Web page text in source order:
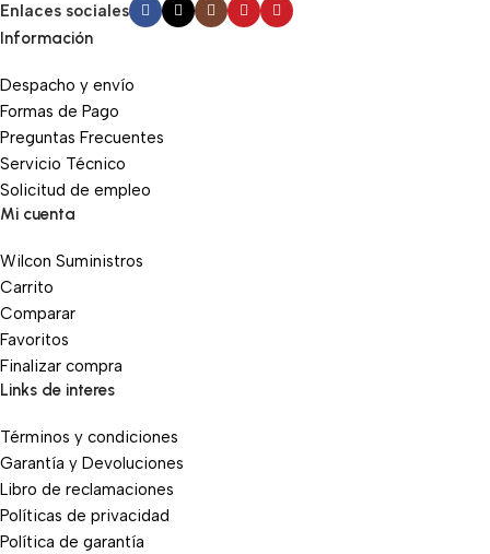
Enlaces sociales
Información
Despacho y envío
Formas de Pago
Preguntas Frecuentes
Servicio Técnico
Solicitud de empleo
Mi cuenta
Wilcon Suministros
Carrito
Comparar
Favoritos
Finalizar compra
Links de interes
Términos y condiciones
Garantía y Devoluciones
Libro de reclamaciones
Políticas de privacidad
Política de garantía